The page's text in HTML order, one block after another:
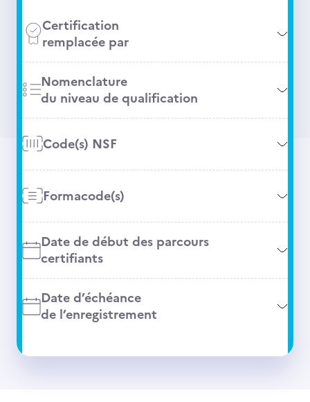
Certification
remplacée par
Nomenclature
du niveau de qualification
Code(s) NSF
Formacode(s)
Date de début des parcours
certifiants
Date d’échéance
de l’enregistrement